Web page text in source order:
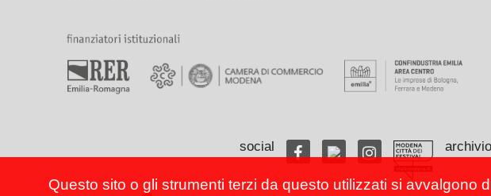
social archivio
Questo sito o gli strumenti terzi da questo utilizzati si avvalgono